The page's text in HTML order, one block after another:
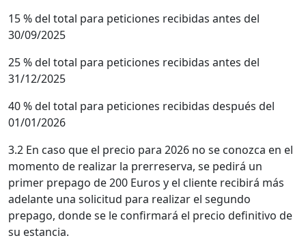
15 % del total para peticiones recibidas antes del
30/09/2025
25 % del total para peticiones recibidas antes del
31/12/2025
40 % del total para peticiones recibidas después del
01/01/2026
3.2 En caso que el precio para 2026 no se conozca en el
momento de realizar la prerreserva, se pedirá un
primer prepago de 200 Euros y el cliente recibirá más
adelante una solicitud para realizar el segundo
prepago, donde se le confirmará el precio definitivo de
su estancia.